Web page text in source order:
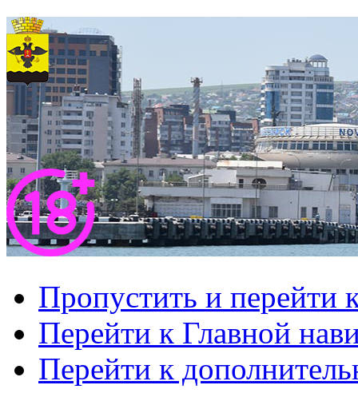
Пропустить и перейти
Перейти к Главной
Перейти к